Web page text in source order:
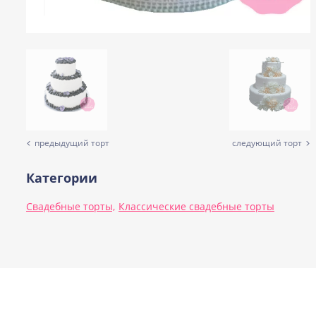
предыдущий торт следующий торт
Категории
Свадебные торты, Классические свадебные торты